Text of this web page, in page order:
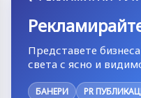
Представете
света с ясно и
БАНЕРИ PR